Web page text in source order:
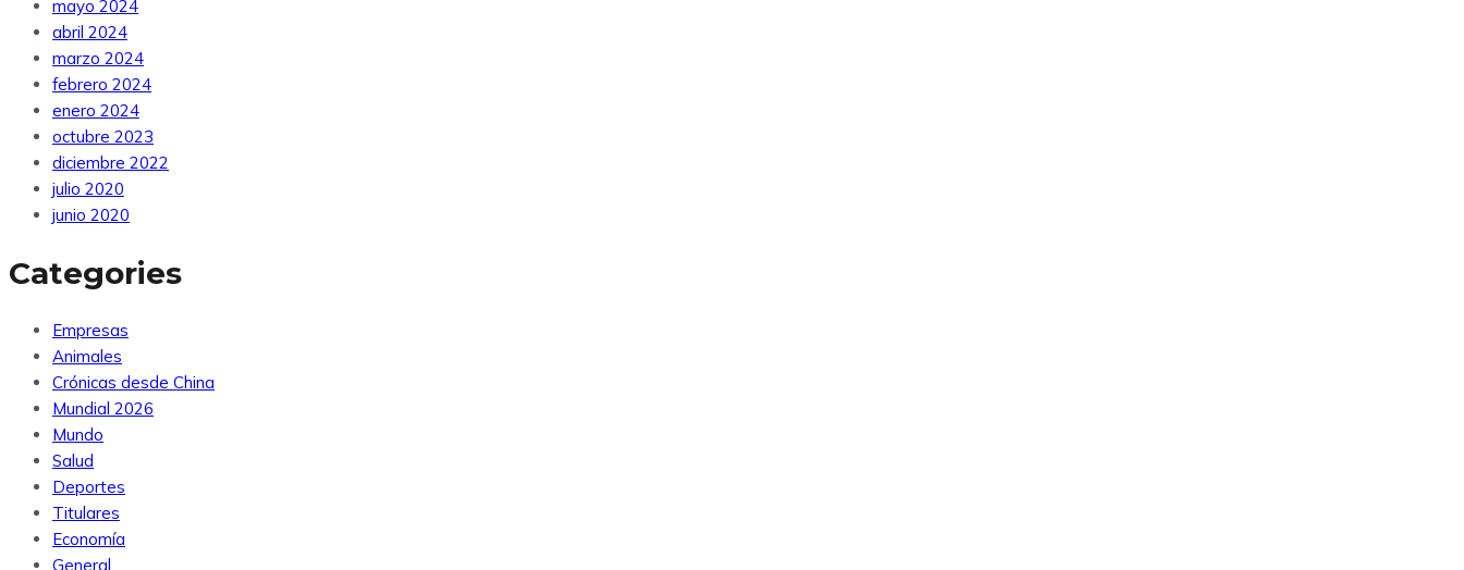
mayo 2024
abril 2024
marzo 2024
febrero 2024
enero 2024
octubre 2023
diciembre 2022
julio 2020
junio 2020
Categories
Empresas
Animales
Crónicas desde China
Mundial 2026
Mundo
Salud
Deportes
Titulares
Economía
General